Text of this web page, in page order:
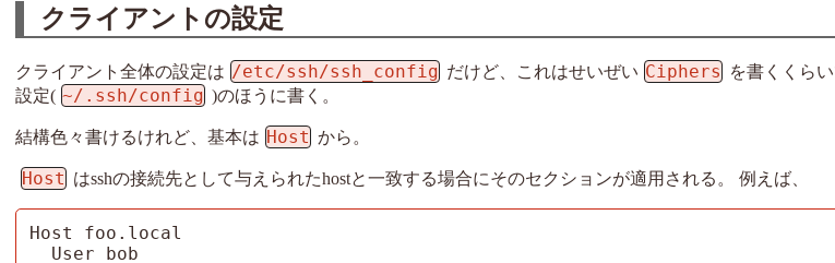
クライアントの設定
クライアント全体の設定は /etc/ssh/ssh_config だけど、これはせいぜい Ciphers
を書くくら
設定( ~/.ssh/config )のほうに書く。
結構色々書けるけれど、基本は Host から。
Host はsshの接続先として与えられたhostと一致する場合にそのセクションが適用される。 例えば、
Host foo.local